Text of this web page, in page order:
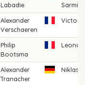
Labadie
Sarmini
Alexander
Verschaeren
Victor
Philip
Bootsma
Alexander
Tranacher
Niklas